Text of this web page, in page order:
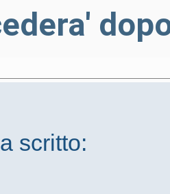
scritto: